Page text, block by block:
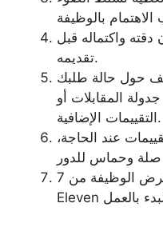
واكتماله قبل
تقديمه.
حول حالة طلبك
المقابلات أو
التقييمات الإضافية.
عند الحاجة،
بعد المقابلات الناجحة، انتظر عرض الوظيفة من 7-